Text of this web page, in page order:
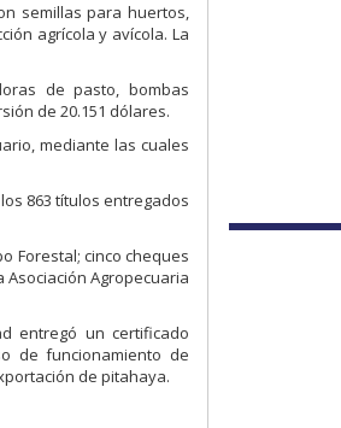
semillas para huertos,
agrícola y avícola. La
de pasto, bombas
de 20.151 dólares.
mediante las cuales
863 títulos entregados
Forestal; cinco cheques
Agropecuaria
entregó un certificado
de funcionamiento de
de pitahaya.